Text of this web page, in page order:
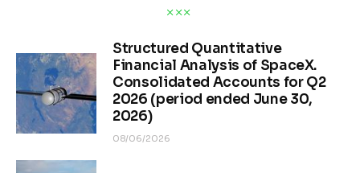
Structured Quantitative
Financial Analysis of SpaceX.
Consolidated Accounts for Q2
2026 (period ended June 30,
2026)
08/06/2026